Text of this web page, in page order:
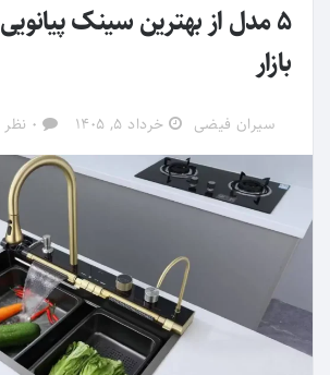
5 مدل از بهترین سینک
بازار
سیران فیضی خرداد ۵, ۱۴۰۵ 0 نظر